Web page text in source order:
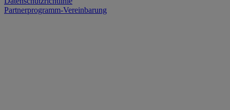
Partnerprogramm-Vereinbarung